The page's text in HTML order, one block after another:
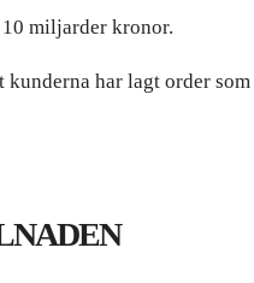
miljarder kronor.
har lagt order som